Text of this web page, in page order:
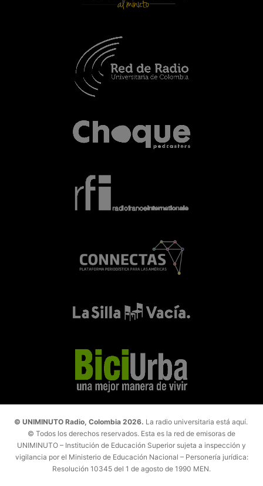
© UNIMINUTO Radio, Colombia 2026. La radio universitaria está aquí.
© Todos los derechos reservados. Esta es la red de emisoras de
UNIMINUTO – Institución de Educación Superior sujeta a inspección y
vigilancia por el Ministerio de Educación Nacional – Personería jurídica:
Resolución 10345 del 1 de agosto de 1990 MEN.